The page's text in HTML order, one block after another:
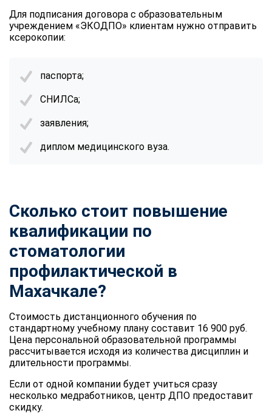
Для подписания договора с образовательным
учреждением «ЭКОДПО» клиентам нужно отправить
ксерокопии:
паспорта;
СНИЛСа;
заявления;
диплом медицинского вуза.
Сколько стоит повышение
квалификации по
стоматологии
профилактической в
Махачкале?
Стоимость дистанционного обучения по
стандартному учебному плану составит 16 900 руб.
Цена персональной образовательной программы
рассчитывается исходя из количества дисциплин и
длительности программы.
Если от одной компании будет учиться сразу
несколько медработников, центр ДПО предоставит
скидку.